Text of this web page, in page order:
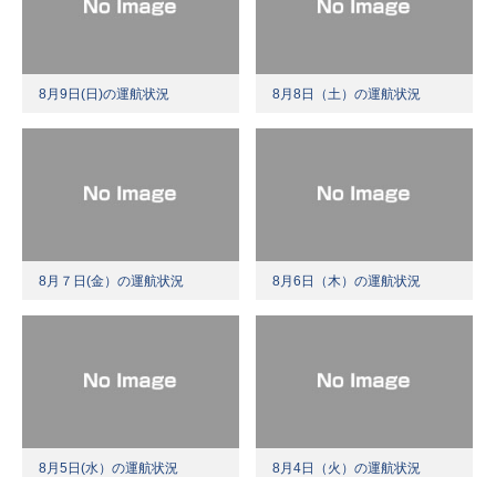
8月9日(日)の運航状況 8月8日（土）の運航状況
8月７日(金）の運航状況 8月6日（木）の運航状況
8月5日(水）の運航状況 8月4日（火）の運航状況